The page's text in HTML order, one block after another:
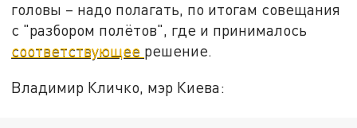
головы – надо полагать, по итогам совещания
с "разбором полётов", где и принималось
соответствующее решение.
Владимир Кличко, мэр Киева: